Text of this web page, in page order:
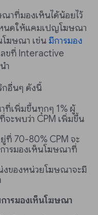
าที่มองเห็นได้น้อยไว้
นดให้แคมเปญโฆษณา
โฆษณา เช่น มีการมอง
ลขที่ Interactive
ำ
กอื่นๆ ดังนี้
ที่เพิ่มขึ้นทุกๆ 1% ผู้
จะพบว่า CPM เพิ่มขึ้น
ที่ 70-80% CPM จะ
ารมองเห็นโฆษณาที่
งของหน่วยโฆษณาจะมี
ารมองเห็นโฆษณา